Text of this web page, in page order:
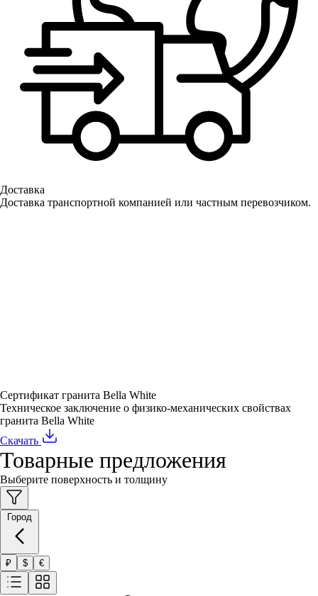
Доставка
Доставка транспортной компанией или частным перевозчиком.
Сертификат гранита Bella White
Техническое заключение о физико-механических свойствах
гранита Bella White
Скачать
Товарные предложения
Выберите поверхность и толщину
₽ $ €